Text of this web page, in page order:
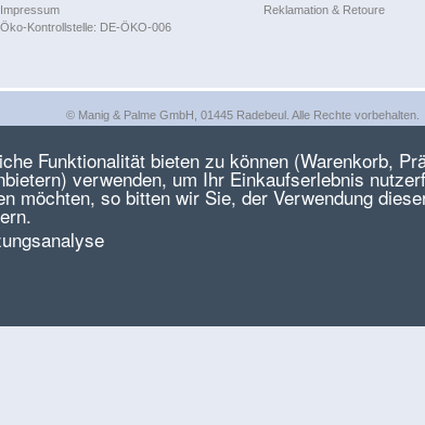
Funktionalität bieten zu können (Warenkorb,
verwenden, um Ihr Einkaufserlebnis
möchten, so bitten wir Sie, der Verwendung
Impressum
Öko-Kontrollstelle: DE-ÖKO-006
Reklamation & Retoure
© Manig & Palme GmbH, 01445 Radebeul. Alle Rechte vorbehalten.